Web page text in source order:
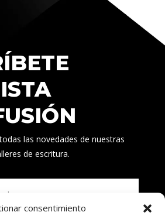
consentimiento
las novedades de nuestras
de escritura.